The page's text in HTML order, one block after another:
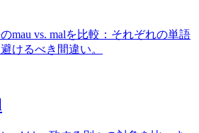
mau vs. malを比較：それぞれの単語
けるべき間違い。